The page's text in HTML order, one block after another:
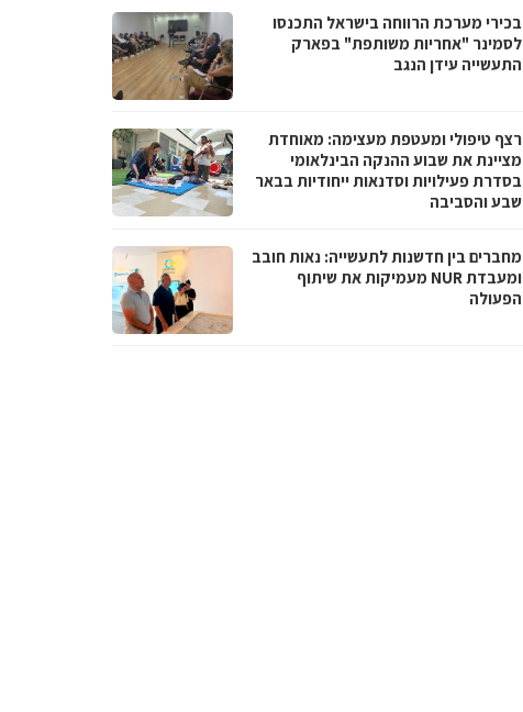
בכירי מערכת הרווחה בישראל התכנסו
לסמינר "אחריות משותפת" בפארק
התעשייה עידן הנגב
רצף טיפולי ומעטפת מעצימה: מאוחדת
מציינת את שבוע ההנקה הבינלאומי
בסדרת פעילויות וסדנאות ייחודיות בבאר
שבע והסביבה
מחברים בין חדשנות לתעשייה: נאות חובב
ומעבדת NUR מעמיקות את שיתוף
הפעולה